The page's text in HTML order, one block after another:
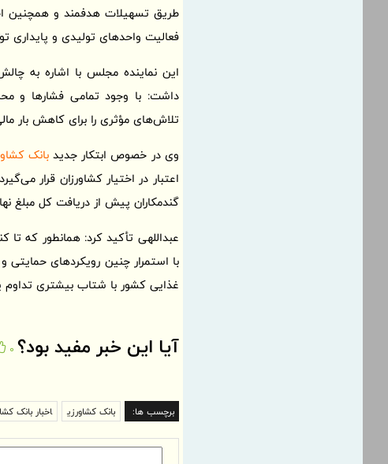
طریق تسهیلات هدفمند و همچنین
فعالیت واحدهای تولیدی و پایداری
این نماینده مجلس با اشاره به
داشت: با وجود تمامی فشارها و
تلاش‌های مؤثری را برای کاهش بار
وی در خصوص ابتکار جدیدبانک
اعتبار در اختیار کشاورزان قرار
گندمکاران پیش از دریافت کل مبلغ
عبداللهی تأکید کرد: همانطور که
با استمرار چنین رویکردهای حمایتی
غذایی کشور با شتاب بیشتری تداوم
آیا این خبر مفید بود؟ 0
برچسب ها: بانک کشاورزی اخبار بانک